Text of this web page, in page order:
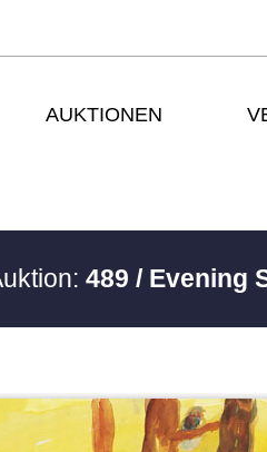
AUKTIONEN
489 / Evening